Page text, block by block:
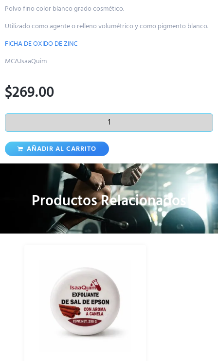
Polvo fino color blanco grado cosmético.
Utilizado como agente o relleno volumétrico y como pigmento blanco.
FICHA DE OXIDO DE ZINC
MCA.IsaaQuim
$269.00
AÑADIR AL CARRITO
Productos Relacionados